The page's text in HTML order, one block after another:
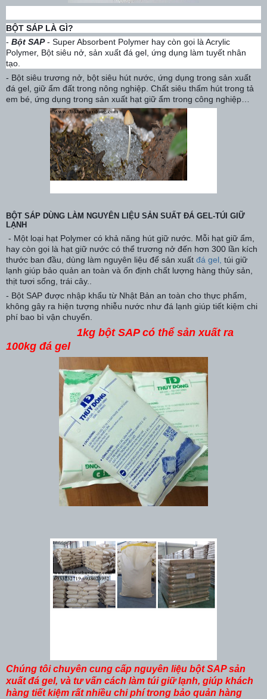
BỘT SÁP LÀ GÌ?
- Bột SAP- Super Absorbent Polymer hay còn gọi là Acrylic
Polymer, Bột siêu nở, sản xuất đá gel, ứng dụng làm tuyết nhân
tạo.
- Bột siêu trương nở, bột siêu hút nước, ứng dụng trong sản xuất
đá gel, giữ ẩm đất trong nông nghiệp. Chất siêu thấm hút trong tả
em bé, ứng dụng trong sản xuất hạt giữ ẩm trong công nghiệp…
BỘT SÁP DÙNG LÀM NGUYÊN LIỆU SẢN SUẤT ĐÁ GEL-TÚI GIỮ
LẠNH
- Một loại hạt Polymer có khả năng hút giữ nước. Mỗi hạt giữ ẩm,
hay còn gọi là hạt giữ nước có thể trương nở đến hơn 300 lần kích
thước ban đầu, dùng làm nguyên liệu để sản xuất đá gel, túi giữ
lạnh giúp bảo quản an toàn và ổn định chất lượng hàng thủy sản,
thịt tươi sống, trái cây..
- Bột SAP được nhập khẩu từ Nhật Bản an toàn cho thực phẩm,
không gây ra hiện tượng nhiễu nước như đá lạnh giúp tiết kiệm chi
phí bao bì vận chuyển.
1kg bột SAP có thể sản xuất ra
100kg đá gel
Chúng tôi chuyên cung cấp nguyên liệu bột SAP sản
xuất đá gel, và tư vấn cách làm túi giữ lạnh, giúp khách
hàng tiết kiệm rất nhiều chi phí trong bảo quản hàng